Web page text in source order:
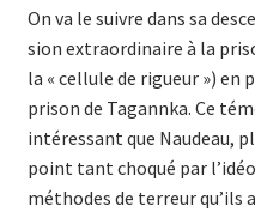
On va le suivre dans sa
sion extraordinaire à la
la « cellule de rigueur ») en
prison de Tagannka. Ce
intéressant que Naudeau,
point tant choqué par
méthodes de terreur qu’ils